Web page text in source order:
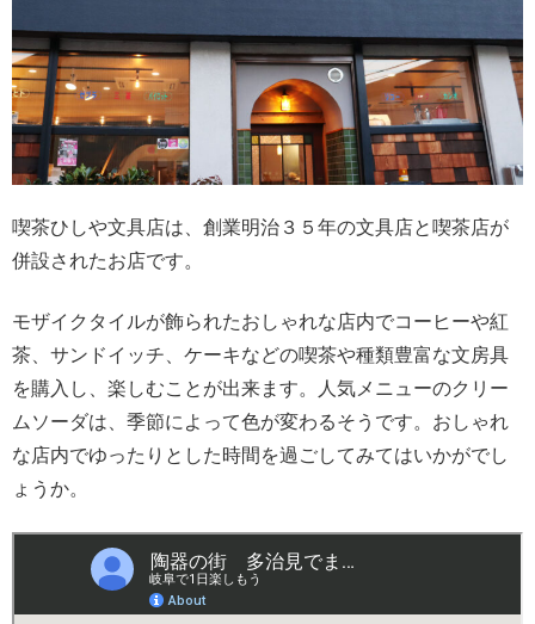
喫茶ひしや文具店は、創業明治３５年の文具店と喫茶店が
併設されたお店です。
モザイクタイルが飾られたおしゃれな店内でコーヒーや紅
茶、サンドイッチ、ケーキなどの喫茶や種類豊富な文房具
を購入し、楽しむことが出来ます。人気メニューのクリー
ムソーダは、季節によって色が変わるそうです。おしゃれ
な店内でゆったりとした時間を過ごしてみてはいかがでし
ょうか。